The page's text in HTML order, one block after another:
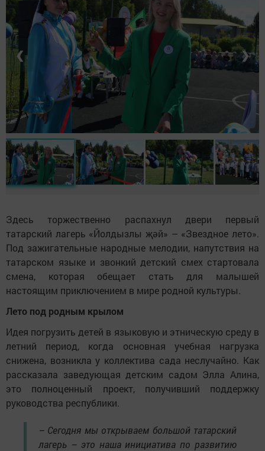
❮ ❯
Здесь торжественно распахнул двери первый
татарский лагерь «Йолдызлы җәй» – «Звездное лето».
Под зажигательные народные мелодии, напутствия на
татарском языке и звонкий детский смех стартовала
смена, которая обещает стать для малышей
настоящим приключением в мире родной культуры.
Лето под родным крылом
Идея погрузить детей в языковую и этническую среду в
летний период, когда основная учебная нагрузка
снижена, возникла у коллектива сада неслучайно. Как
рассказала заведующая детским садом Элла Алина,
это полноценный проект, получивший поддержку
руководства республики.
– Сегодня мы открываем большой татарский
лагерь – это наша инициатива по развитию